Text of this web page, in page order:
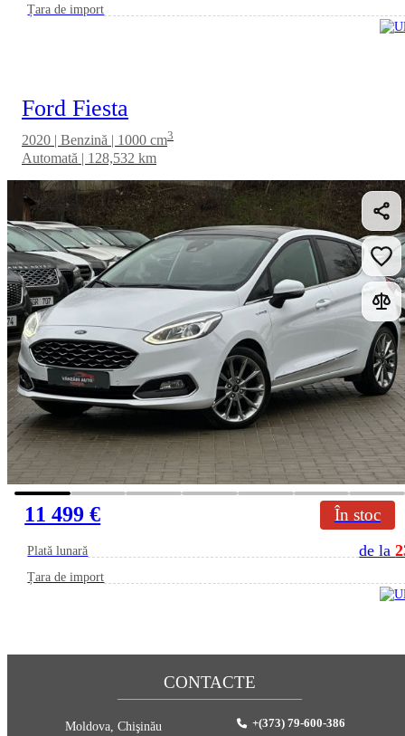
Țara de import
Ford Fiesta
2020 | Benzină | 1000 cm3
Automată | 128,532 km
11 499 € În stoc
Plată lunară de la
Țara de import
CONTACTE
Moldova, Chişinău
+(373) 79-600-386